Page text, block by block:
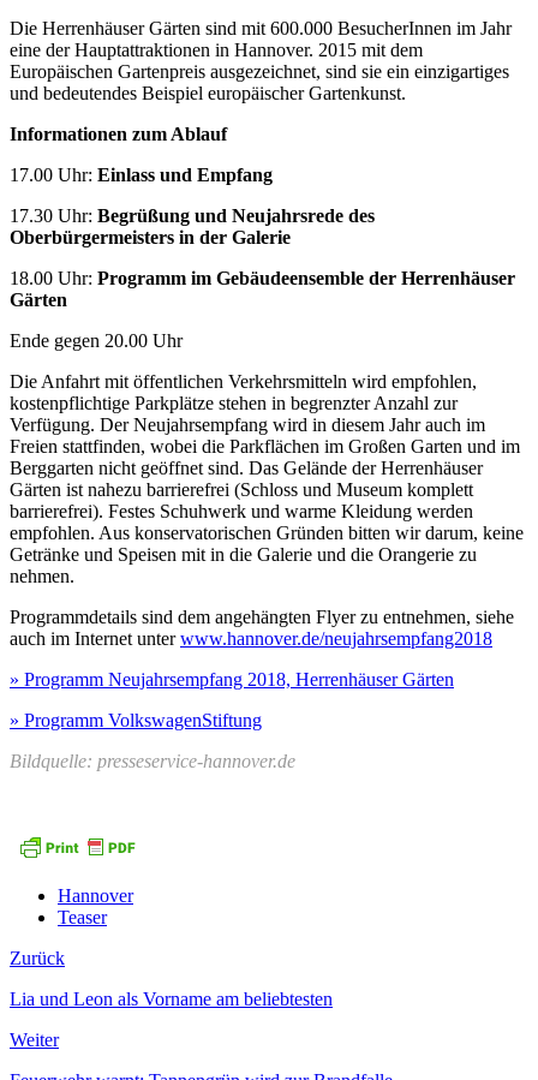
Die Herrenhäuser Gärten sind mit 600.000 BesucherInnen im Jahr
eine der Hauptattraktionen in Hannover. 2015 mit dem
Europäischen Gartenpreis ausgezeichnet, sind sie ein einzigartiges
und bedeutendes Beispiel europäischer Gartenkunst.
Informationen zum Ablauf
17.00 Uhr: Einlass und Empfang
17.30 Uhr: Begrüßung und Neujahrsrede des
Oberbürgermeisters in der Galerie
18.00 Uhr: Programm im Gebäudeensemble der Herrenhäuser
Gärten
Ende gegen 20.00 Uhr
Die Anfahrt mit öffentlichen Verkehrsmitteln wird empfohlen,
kostenpflichtige Parkplätze stehen in begrenzter Anzahl zur
Verfügung. Der Neujahrsempfang wird in diesem Jahr auch im
Freien stattfinden, wobei die Parkflächen im Großen Garten und im
Berggarten nicht geöffnet sind. Das Gelände der Herrenhäuser
Gärten ist nahezu barrierefrei (Schloss und Museum komplett
barrierefrei). Festes Schuhwerk und warme Kleidung werden
empfohlen. Aus konservatorischen Gründen bitten wir darum, keine
Getränke und Speisen mit in die Galerie und die Orangerie zu
nehmen.
Programmdetails sind dem angehängten Flyer zu entnehmen, siehe
auch im Internet unterwww.hannover.de/neujahrsempfang2018
» Programm Neujahrsempfang 2018, Herrenhäuser Gärten
» Programm VolkswagenStiftung
Bildquelle: presseservice-hannover.de
Hannover
Teaser
Zurück
Lia und Leon als Vorname am beliebtesten
Weiter